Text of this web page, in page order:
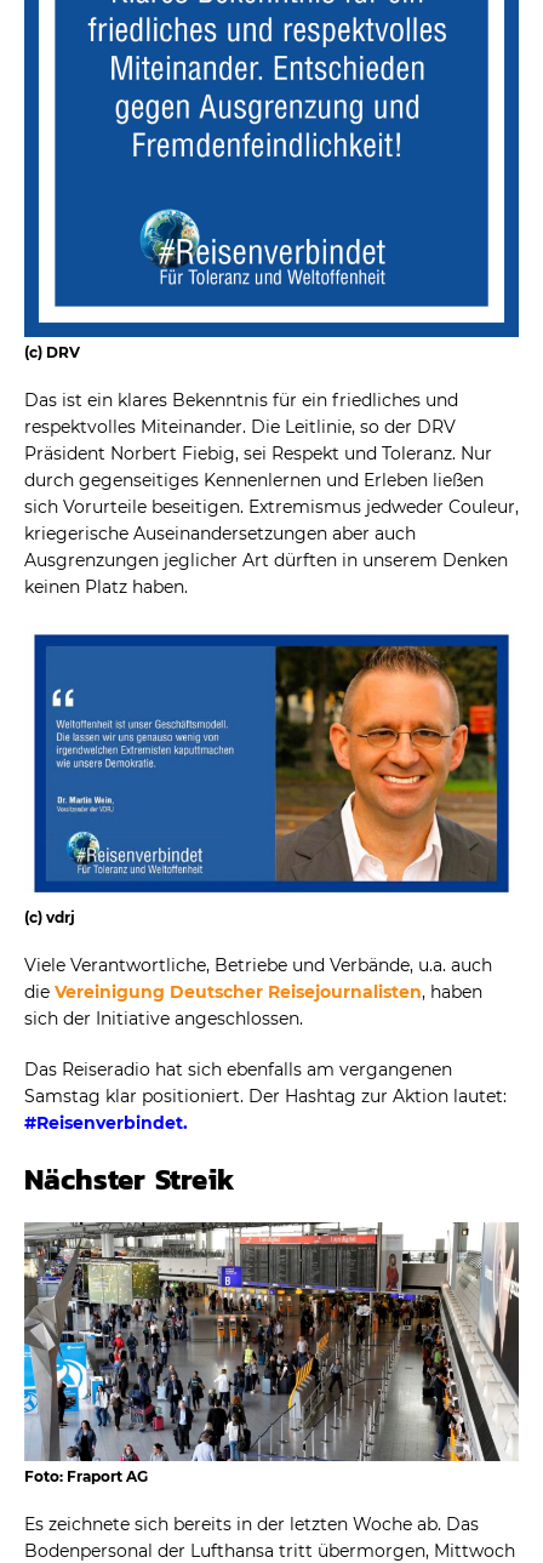
(c) DRV
Das ist ein klares Bekenntnis für ein friedliches und
respektvolles Miteinander. Die Leitlinie, so der DRV
Präsident Norbert Fiebig, sei Respekt und Toleranz. Nur
durch gegenseitiges Kennenlernen und Erleben ließen
sich Vorurteile beseitigen. Extremismus jedweder Couleur,
kriegerische Auseinandersetzungen aber auch
Ausgrenzungen jeglicher Art dürften in unserem Denken
keinen Platz haben.
(c) vdrj
Viele Verantwortliche, Betriebe und Verbände, u.a. auch
die Vereinigung Deutscher Reisejournalisten, haben
sich der Initiative angeschlossen.
Das Reiseradio hat sich ebenfalls am vergangenen
Samstag klar positioniert. Der Hashtag zur Aktion lautet:
#Reisenverbindet.
Nächster Streik
Foto: Fraport AG
Es zeichnete sich bereits in der letzten Woche ab. Das
Bodenpersonal der Lufthansa tritt übermorgen, Mittwoch